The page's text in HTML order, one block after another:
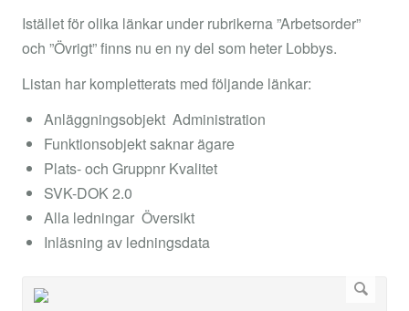
Istället för olika länkar under rubrikerna ”Arbetsorder”
och ”Övrigt” finns nu en ny del som heter Lobbys.
Listan har kompletterats med följande länkar:
Anläggningsobjekt Administration
Funktionsobjekt saknar ägare
Plats- och Gruppnr Kvalitet
SVK-DOK 2.0
Alla ledningar Översikt
Inläsning av ledningsdata